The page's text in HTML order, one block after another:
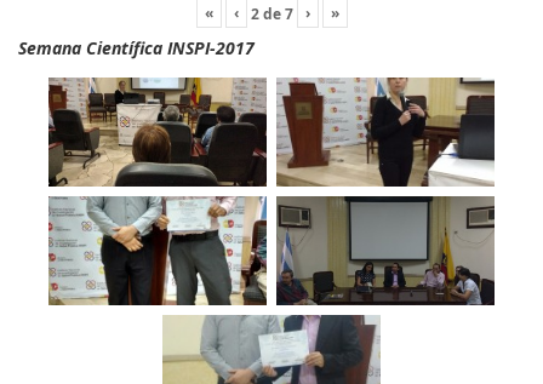
« ‹ 2de7 › »
Semana Científica INSPI-2017